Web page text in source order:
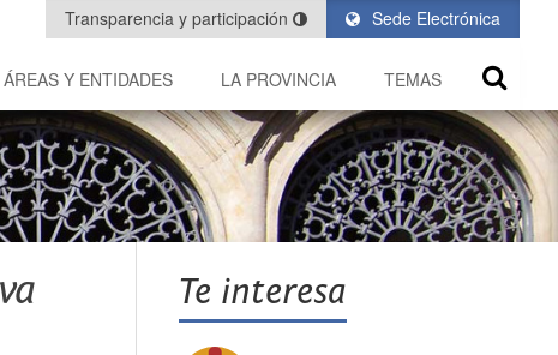
Sede Electrónica
Transparencia y participación
ÁREAS Y ENTIDADES LA PROVINCIA TEMAS
Te interesa